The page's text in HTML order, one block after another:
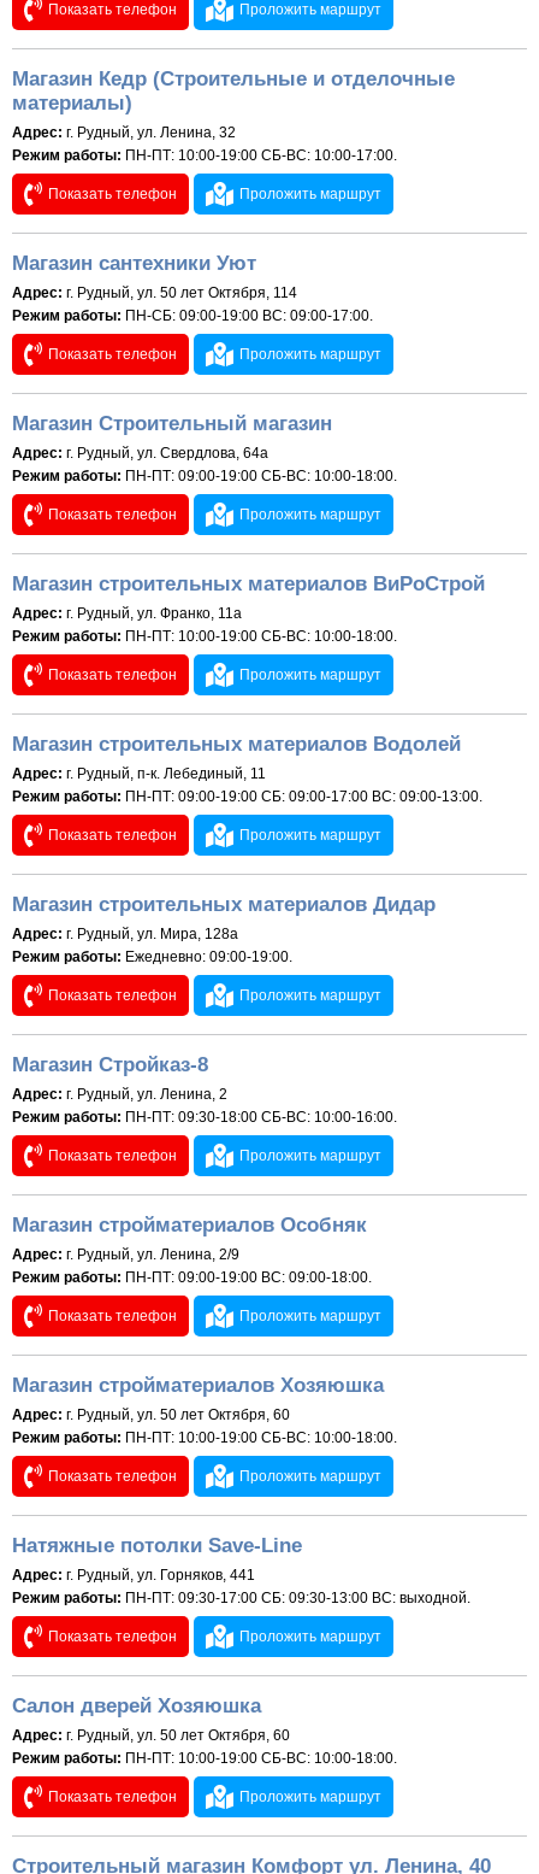
Показать телефон Проложить маршрут
Магазин Кедр (Строительные и отделочные
материалы)
Адрес: г. Рудный, ул. Ленина, 32
Режим работы: ПН-ПТ: 10:00-19:00 СБ-ВС: 10:00-17:00.
Показать телефон Проложить маршрут
Магазин сантехники Уют
Адрес: г. Рудный, ул. 50 лет Октября, 114
Режим работы: ПН-СБ: 09:00-19:00 ВС: 09:00-17:00.
Показать телефон Проложить маршрут
Магазин Строительный магазин
Адрес: г. Рудный, ул. Свердлова, 64а
Режим работы: ПН-ПТ: 09:00-19:00 СБ-ВС: 10:00-18:00.
Показать телефон Проложить маршрут
Магазин строительных материалов ВиРоСтрой
Адрес: г. Рудный, ул. Франко, 11а
Режим работы: ПН-ПТ: 10:00-19:00 СБ-ВС: 10:00-18:00.
Показать телефон Проложить маршрут
Магазин строительных материалов Водолей
Адрес: г. Рудный, п-к. Лебединый, 11
Режим работы: ПН-ПТ: 09:00-19:00 СБ: 09:00-17:00 ВС: 09:00-13:00.
Показать телефон Проложить маршрут
Магазин строительных материалов Дидар
Адрес: г. Рудный, ул. Мира, 128а
Режим работы: Ежедневно: 09:00-19:00.
Показать телефон Проложить маршрут
Магазин Стройказ-8
Адрес: г. Рудный, ул. Ленина, 2
Режим работы: ПН-ПТ: 09:30-18:00 СБ-ВС: 10:00-16:00.
Показать телефон Проложить маршрут
Магазин стройматериалов Особняк
Адрес: г. Рудный, ул. Ленина, 2/9
Режим работы: ПН-ПТ: 09:00-19:00 ВС: 09:00-18:00.
Показать телефон Проложить маршрут
Магазин стройматериалов Хозяюшка
Адрес: г. Рудный, ул. 50 лет Октября, 60
Режим работы: ПН-ПТ: 10:00-19:00 СБ-ВС: 10:00-18:00.
Показать телефон Проложить маршрут
Натяжные потолки Save-Line
Адрес: г. Рудный, ул. Горняков, 441
Режим работы: ПН-ПТ: 09:30-17:00 СБ: 09:30-13:00 ВС: выходной.
Показать телефон Проложить маршрут
Салон дверей Хозяюшка
Адрес: г. Рудный, ул. 50 лет Октября, 60
Режим работы: ПН-ПТ: 10:00-19:00 СБ-ВС: 10:00-18:00.
Показать телефон Проложить маршрут
Строительный магазин Комфорт ул. Ленина, 40